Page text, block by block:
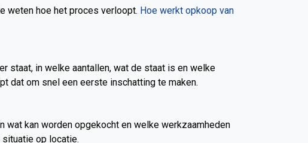
weten hoe het proces verloopt. Hoe werkt opkoop van
staat, in welke aantallen, wat de staat is en welke
dat om snel een eerste inschatting te maken.
kan worden opgekocht en welke werkzaamheden
op locatie.